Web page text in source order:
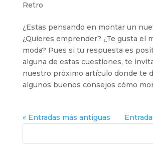
Retro
¿Estas pensando en montar un
¿Quieres emprender? ¿Te gusta el
moda? Pues si tu respuesta es
alguna de estas cuestiones, te
nuestro próximo artículo donde te
algunos buenos consejos cómo
« Entradas más antiguas